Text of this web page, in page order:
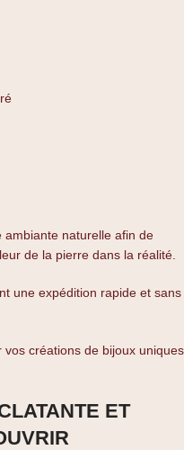
ambiante naturelle afin de
de la pierre dans la réalité.
une expédition rapide et sans
vos créations de bijoux uniques
ET